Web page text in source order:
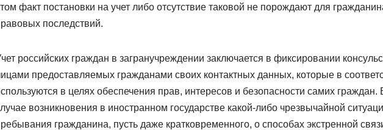
факт постановки на учет либо отсутствие таковой не порождают для
последствий.
российских граждан в загранучреждении заключается в фиксировании
предоставляемых гражданами своих контактных данных, которые в
в целях обеспечения прав, интересов и безопасности самих граждан.
возникновения в иностранном государстве какой-либо чрезвычайной
гражданина, пусть даже кратковременного, о способах экстренной